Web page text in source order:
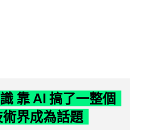
靠 AI 搞了一整個
界成為話題